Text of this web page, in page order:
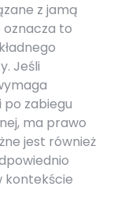
z jamą
to
Jeśli
po zabiegu
ma prawo
jest również
kontekście